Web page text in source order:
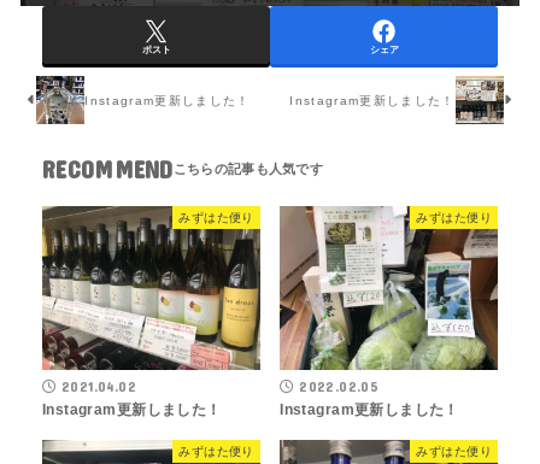
ポスト シェア
Instagram更新しました！ Instagram更新しました！
RECOMMEND
みずはた便り
2021.04.02
Instagram更新しました！
みずはた便り
2022.02.05
Instagram更新しました！
みずはた便り みずはた便り